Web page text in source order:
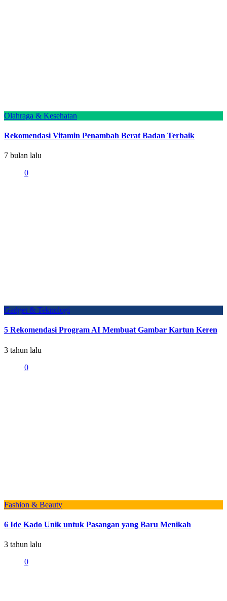
Olahraga & Kesehatan
Rekomendasi Vitamin Penambah Berat Badan Terbaik
7 bulan lalu
0
Gadget & Teknologi
5 Rekomendasi Program AI Membuat Gambar Kartun Keren
3 tahun lalu
0
Fashion & Beauty
6 Ide Kado Unik untuk Pasangan yang Baru Menikah
3 tahun lalu
0